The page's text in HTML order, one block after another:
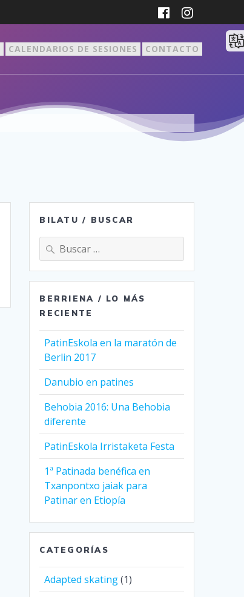
CALENDARIOS DE SESIONES CONTACTO
BILATU / BUSCAR
Buscar:
BERRIENA / LO MÁS
RECIENTE
PatinEskola en la maratón de
Berlin 2017
Danubio en patines
Behobia 2016: Una Behobia
diferente
PatinEskola Irristaketa Festa
1ª Patinada benéfica en
Txanpontxo jaiak para
Patinar en Etiopía
CATEGORÍAS
Adapted skating(1)